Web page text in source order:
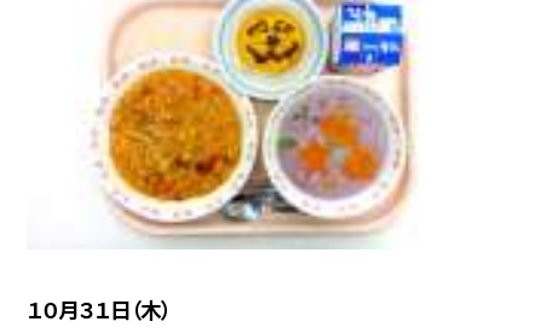
１０月３１日（木）